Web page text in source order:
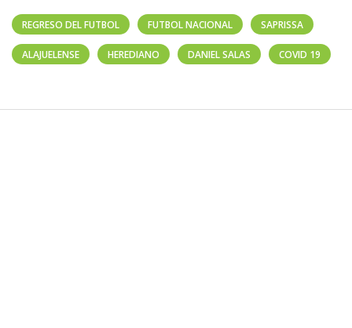
REGRESO DEL FUTBOL FUTBOL NACIONAL SAPRISSA
ALAJUELENSE HEREDIANO DANIEL SALAS COVID 19